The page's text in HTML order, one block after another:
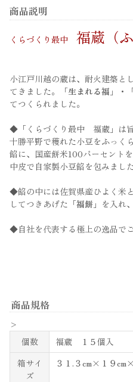
商品説明
くらづくり最中 福蔵（
小江戸川越の蔵は、耐火建築と
てきました。
「生まれる福」・
てつくられました。
◆「くらづくり最中 福蔵」は
十勝平野で穫れた小豆をふっく
餡に、国産餅米100パーセント
中皮で自家製小豆餡を包みました
◆餡の中には佐賀県産ひよく米
してつきあげた 「福餅」 を入れ
◆自社を代表する極上の逸品でご
商品規格
>
個数
福蔵 １５個入
箱サイ
ズ
３１.３cm×１９